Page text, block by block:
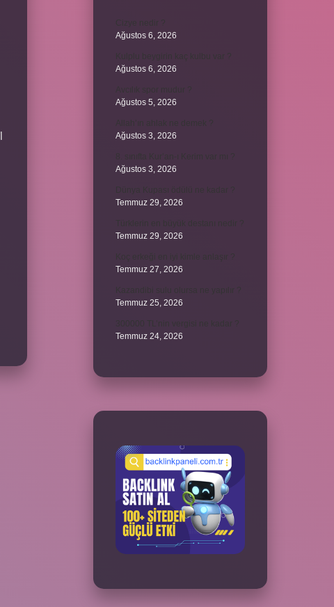
Ağustos 6, 2026
Ağustos 6, 2026
Ağustos 5, 2026
Ağustos 3, 2026
Ağustos 3, 2026
Temmuz 29, 2026
Temmuz 29, 2026
Temmuz 27, 2026
Temmuz 25, 2026
Temmuz 24, 2026